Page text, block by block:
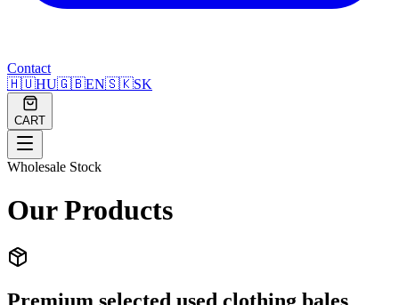
Contact
🇭🇺HU🇬🇧EN🇸🇰SK
CART
Wholesale Stock
Our Products
Premium selected used clothing bales